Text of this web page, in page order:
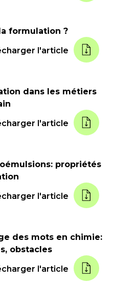
formulation ?
l'article
dans les métiers
l'article
propriétés
l'article
des mots en chimie:
obstacles
l'article